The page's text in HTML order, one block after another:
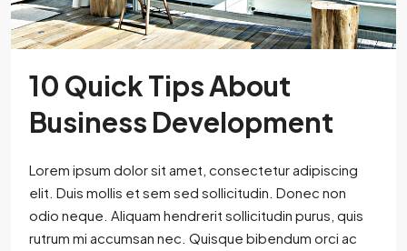
10 Quick Tips About
Business Development
Lorem ipsum dolor sit amet, consectetur adipiscing
elit. Duis mollis et sem sed sollicitudin. Donec non
odio neque. Aliquam hendrerit sollicitudin purus, quis
rutrum mi accumsan nec. Quisque bibendum orci ac